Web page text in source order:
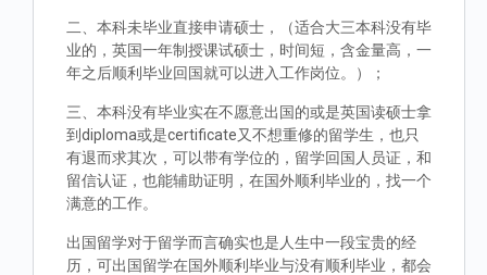
二、本科未毕业直接申请硕士，（适合大三本科没有毕
业的，英国一年制授课试硕士，时间短，含金量高，一
年之后顺利毕业回国就可以进入工作岗位。）；
三、本科没有毕业实在不愿意出国的或是英国读硕士拿
到diploma或是certificate又不想重修的留学生，也只
有退而求其次，可以带有学位的，留学回国人员证，和
留信认证，也能辅助证明，在国外顺利毕业的，找一个
满意的工作。
出国留学对于留学而言确实也是人生中一段宝贵的经
历，可出国留学在国外顺利毕业与没有顺利毕业，都会